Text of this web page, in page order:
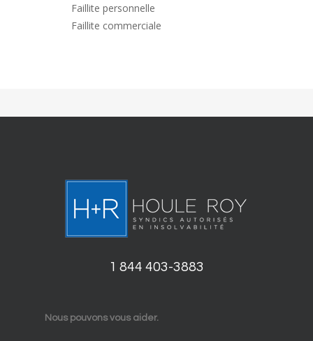
Faillite personnelle
Faillite commerciale
1 844 403-3883
Nous pouvons vous aider.